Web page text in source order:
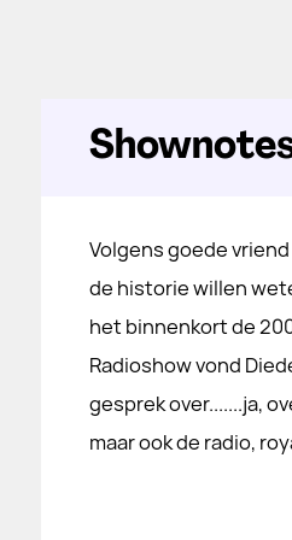
Volgens goede
de historie willen
het binnenkort de
Radioshow vond
gesprek over.......ja,
maar ook de radio,